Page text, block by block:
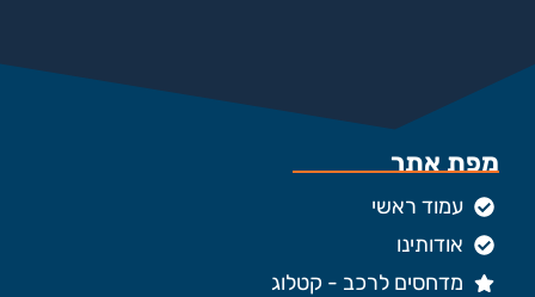
מפת אתר
עמוד ראשי
אודותינו
מדחסים לרכב - קטלוג